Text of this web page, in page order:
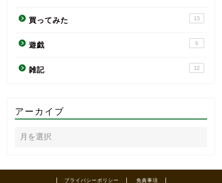
買ってみた 13
遊戯 6
雑記 12
アーカイブ
プライバシーポリシー 免責事項